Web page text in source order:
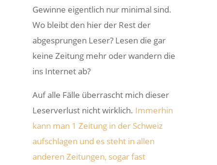
Gewinne eigentlich nur minimal sind.
Wo bleibt den hier der Rest der
abgesprungen Leser? Lesen die gar
keine Zeitung mehr oder wandern die
ins Internet ab?
Auf alle Fälle überrascht mich dieser
Leserverlust nicht wirklich. Immerhin
kann man 1 Zeitung in der Schweiz
aufschlagen und es steht in allen
anderen Zeitungen, sogar fast